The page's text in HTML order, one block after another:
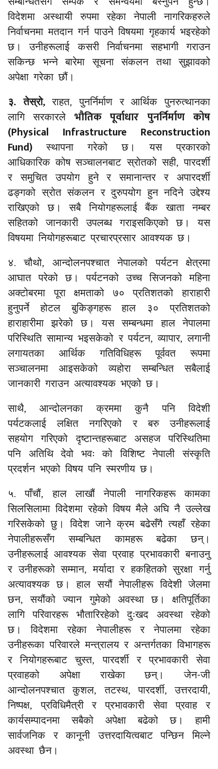
विदेशमा अस्थायी रुपमा रहेका नेपाली नागरिकहरुले
निर्वाचनमा मतदान गर्न पाउने विषयमा गृहकार्य भइरहेको
छ। उनीहरूलाई कसरी निर्वाचनमा सहभागी गराउन
सकिन्छ भन्ने बारेमा सूचना संकलन तथा सुझावको
अपेक्षा गरेका छौं।
३. तेस्रो,राहत, पुनर्निर्माण र आर्थिक पुनरुत्थानका
लागि सरकारले भौतिक पूर्वाधार पुनर्निर्माण कोष
(Physical Infrastructure Reconstruction
Fund)
स्थापना गरेको छ। यस प्रकारको
आधिकारिक कोष सञ्चालनबाट स्रोतको सही, पारदर्शी
र समुचित उपयोग हुने र समानान्तर र अपारदर्शी
ढङ्गको स्रोत संकलन र दुरुपयोग हुन नदिने उद्देश्य
राखिएको छ। सबै नियोगहरूलाई बैंक खाता नम्बर
सहितको जानकारी उपलब्ध गराइसकिएको छ। यस
विषयमा नियोगहरूबाट प्रचारप्रसार आवश्यक छ।
४. चौथो, आन्दोलनपश्चात नेपालको पर्यटन क्षेत्रमा
आघात परेको छ। पर्यटनको उच्च सिजनको महिना
अक्टोबरमा पूरा क्षमताको ७० प्रतिशतको हाराहारी
हुनुपर्ने होटल बुकिङ्गहरू हाल ३० प्रतिशतको
हाराहारीमा झरेको छ। यस सम्बन्धमा हाल नेपालमा
परिस्थिति सामान्य भइसकेको र पर्यटन, व्यापार, लगानी
लगायतका आर्थिक गतिविधिहरू पूर्ववत रूपमा
सञ्चालनमा आइसकेको व्यहोरा सम्बन्धित सबैलाई
जानकारी गराउन अत्यावश्यक भएको छ।
साथै, आन्दोलनका क्रममा कुनै पनि विदेशी
पर्यटकलाई लक्षित नगरिएको र बरु उनीहरूलाई
सहयोग गरिएको दृष्टान्तहरूबाट असहज परिस्थितिमा
पनि अतिथि देवो भवः को विशिष्ट नेपाली संस्कृति
प्रदर्शन भएको विषय पनि स्मरणीय छ।
५. पाँचौं, हाल लाखौं नेपाली नागरिकहरू कामका
सिलसिलामा विदेशमा रहेको विषय मैले अघि नै उल्लेख
गरिसकेको छु। विदेश जाने क्रम बढेसँगै त्यहाँ रहेका
नेपालीहरूसँग सम्बन्धित कामहरू बढेका छन्।
उनीहरूलाई आवश्यक सेवा प्रवाह प्रभावकारी बनाउनु
र उनीहरूको सम्मान, मर्यादा र हकहितको सुरक्षा गर्नु
अत्यावश्यक छ। हाल सयौं नेपालीहरू विदेशी जेलमा
छन, सयौंको ज्यान गुमेको अवस्था छ। क्षतिपूर्तिका
लागि परिवारहरू भौतारिरहेको दुःखद अवस्था रहेको
छ। विदेशमा रहेका नेपालीहरू र नेपालमा रहेका
उनीहरूका परिवारले मन्त्रालय र अन्तर्गतका विभागहरू
र नियोगहरूबाट चुस्त, पारदर्शी र प्रभावकारी सेवा
प्रवाहको अपेक्षा राखेका छन्। जेन-जी
आन्दोलनपश्चात कुशल, तटस्थ, पारदर्शी, उत्तरदायी,
निष्पक्ष, प्रविधिमैत्री र प्रभावकारी सेवा प्रवाह र
कार्यसम्पादनमा सबैको अपेक्षा बढेको छ। हामी
सार्वजनिक र कानूनी उत्तरदायित्वबाट पन्छिन मिल्ने
अवस्था छैन।